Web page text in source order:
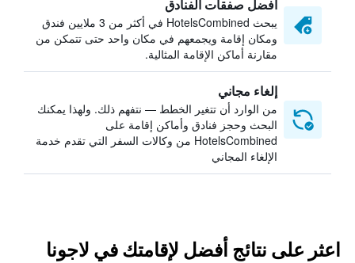
أفضل صفقات الفنادق
يبحث HotelsCombined في أكثر من 3 ملايين فندق
ومكان إقامة ويجمعهم في مكان واحد حتى تتمكن من
مقارنة أماكن الإقامة المثالية.
إلغاء مجاني
من الوارد أن تتغير الخطط — نتفهم ذلك. ولهذا يمكنك
البحث وحجز فنادق وأماكن إقامة على
HotelsCombined من وكالات السفر التي تقدم خدمة
الإلغاء المجاني
اعثر على نتائج أفضل لإقامتك في لاجونا